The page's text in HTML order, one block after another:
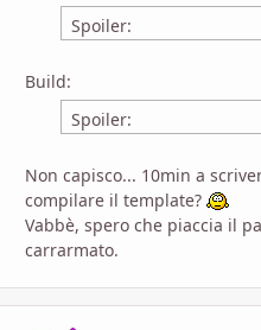
Spoiler:
Build:
Spoiler:
Non capisco... 10min a
compilare il template?
Vabbè, spero che piaccia il
carrarmato.